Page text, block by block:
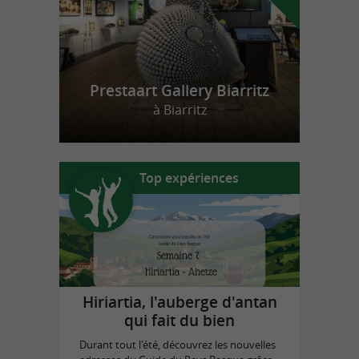
Prestaart Gallery Biarritz
à Biarritz
Top expériences
Hiriartia, l'auberge d'antan
qui fait du bien
Durant tout l'été, découvrez les nouvelles